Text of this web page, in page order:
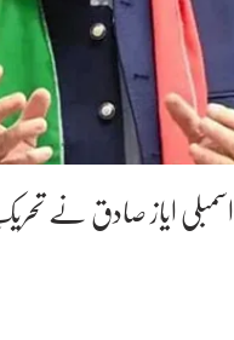
اسمبلی ایاز صادق نے